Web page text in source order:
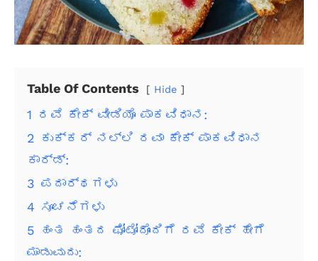
Table Of Contents Hide
1 ರವೆ ಕೇಕ್ ವೀಡಿಯೊ ಪಾಕವಿಧಾನ:
2 ಕುಕ್ಕರ್ ನಲ್ಲಿ ರವಾ ಕೇಕ್ ಪಾಕವಿಧಾನ
ಕಾರ್ಡ್:
3 ಪದಾರ್ಥಗಳು
4 ಸೂಚನೆಗಳು
5 ಹಂತ ಹಂತದ ಫೋಟೋದೊಂದಿಗೆ ರವೆ ಕೇಕ್ ಹೇಗೆ
ಮಾಡುವುದು: